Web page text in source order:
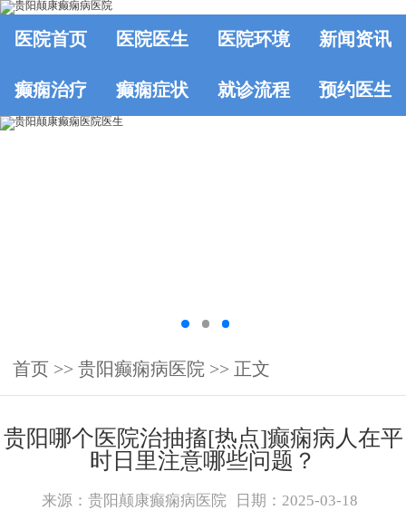
医院首页 医院医生 医院环境 新闻资讯
癫痫治疗 癫痫症状 就诊流程 预约医生
首页 >> 贵阳癫痫病医院 >> 正文
贵阳哪个医院治抽搐[热点]癫痫病人在平
时日里注意哪些问题？
来源：贵阳颠康癫痫病医院 日期：2025-03-18